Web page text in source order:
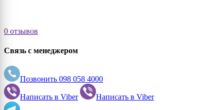
0 отзывов
Связь с менеджером
Позвонить 098 058 4000
Написать в Viber Написать в Viber